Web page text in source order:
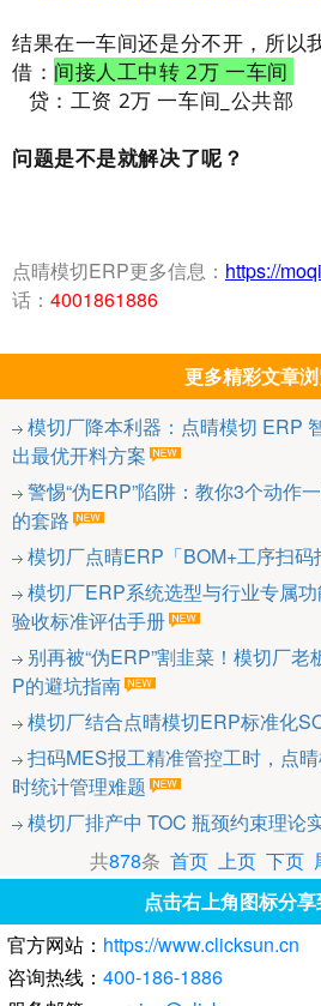
结果在一车间还是分不开，所以
借： 间接人工中转 2万 一车间
贷： 工资 2万 一车间_公共部
问题是不是就解决了呢？
点晴模切ERP更多信息： https://
话： 4001861886
更多精彩文章
模切厂降本利器：点晴模切 ERP
出最优开料方案
警惕“伪ERP”陷阱：教你3个动作
的套路
模切厂点晴ERP「BOM+工序扫
模切厂ERP系统选型与行业专属
验收标准评估手册
别再被“伪ERP”割韭菜！模切厂
P的避坑指南
模切厂结合点晴模切ERP标准化
扫码MES报工精准管控工时，点
时统计管理难题
模切厂排产中 TOC 瓶颈约束理论
共878条 首页 上页 下页
点击右上角图标分
官方网站： https://www.clicksun.cn
咨询热线： 400-186-1886